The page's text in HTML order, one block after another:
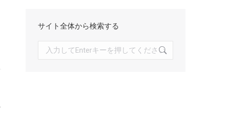
サイト全体から検索する